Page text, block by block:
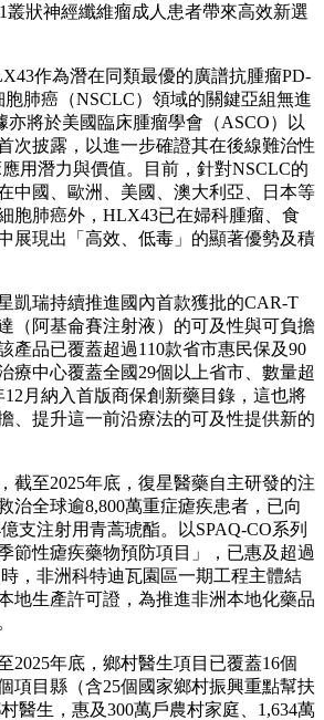
叢狀神經纖維瘤成人患者帶來高效新選
作為潛在同類最優的廣譜抗腫瘤PD-
肺癌（NSCLC）領域的關鍵亞組無進
亦將於美國臨床腫瘤學會（ASCO）以
次披露，以進一步確證其在後線難治性
用潛力與價值。目前，針對NSCLC的
中國、歐洲、美國、澳大利亞、日本等
胞肺癌外，HLX43已在婦科腫瘤、食
展現出「高效、低毒」的顯著優勢及積
凱瑞持續推進國內首款獲批的CAR-T
（阿基侖賽注射液）的可及性與可負擔
產品已覆蓋超過110款省市惠民保及90
療中心覆蓋全國29個以上省市、數量超
12月納入首版商保創新藥目錄，這也將
、提升這一前沿療法的可及性提供新的
截至2025年底，復星醫藥自主研發的注
治全球逾8,800萬重症瘧疾患者，已向
支注射用青蒿琥酯。以SPAQ-CO系列
節性瘧疾藥物預防項目」，已惠及超過
，非洲科特迪瓦園區一期工程主體結
地生產許可證，為推進非洲本地化藥品
2025年底，鄉村醫生項目已覆蓋16個
項目縣（含25個國家鄉村振興重點幫扶
醫生，惠及300萬戶農村家庭、1,634萬